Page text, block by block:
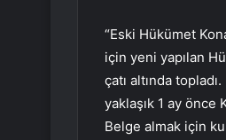
“Eski Hükümet
için yeni yapılan
çatı altında
yaklaşık 1 ay önce
Belge almak için